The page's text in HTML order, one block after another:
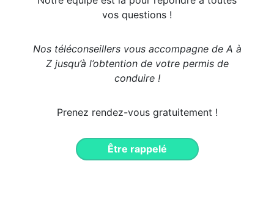
vos questions !
Nos téléconseillers vous accompagne de A à
Z jusqu’à l’obtention de votre permis de
conduire !
Prenez rendez-vous gratuitement !
Être rappelé